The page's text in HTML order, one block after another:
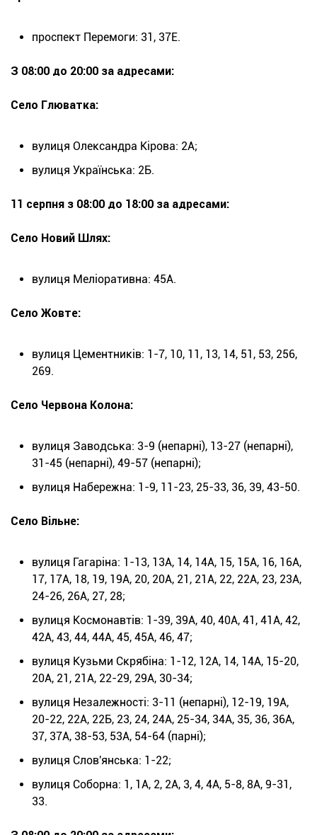
проспект Перемоги: 31, 37Е.
З 08:00 до 20:00 за адресами:
Село Глюватка:
вулиця Олександра Кірова: 2А;
вулиця Українська: 2Б.
11 серпня з 08:00 до 18:00 за адресами:
Село Новий Шлях:
вулиця Меліоративна: 45А.
Село Жовте:
вулиця Цементників: 1-7, 10, 11, 13, 14, 51, 53, 256,
269.
Село Червона Колона:
вулиця Заводська: 3-9 (непарні), 13-27 (непарні),
31-45 (непарні), 49-57 (непарні);
вулиця Набережна: 1-9, 11-23, 25-33, 36, 39, 43-50.
Село Вільне:
вулиця Гагаріна: 1-13, 13А, 14, 14А, 15, 15А, 16, 16А,
17, 17А, 18, 19, 19А, 20, 20А, 21, 21А, 22, 22А, 23, 23А,
24-26, 26А, 27, 28;
вулиця Космонавтів: 1-39, 39А, 40, 40А, 41, 41А, 42,
42А, 43, 44, 44А, 45, 45А, 46, 47;
вулиця Кузьми Скрябіна: 1-12, 12А, 14, 14А, 15-20,
20А, 21, 21А, 22-29, 29А, 30-34;
вулиця Незалежності: 3-11 (непарні), 12-19, 19А,
20-22, 22А, 22Б, 23, 24, 24А, 25-34, 34А, 35, 36, 36А,
37, 37А, 38-53, 53А, 54-64 (парні);
вулиця Слов'янська: 1-22;
вулиця Соборна: 1, 1А, 2, 2А, 3, 4, 4А, 5-8, 8А, 9-31,
33.